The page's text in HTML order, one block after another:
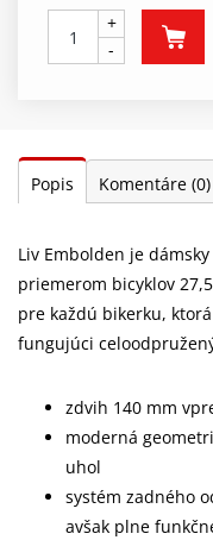
+
-
Popis Komentáre (0)
Liv Embolden je
priemerom bicyklov
pre každú bikerku,
fungujúci
zdvih 140 mm
moderná
uhol
systém zadného
avšak plne